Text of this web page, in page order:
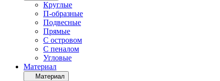
Круглые
П-образные
Подвесные
Прямые
С островом
С пеналом
Угловые
Материал
Материал